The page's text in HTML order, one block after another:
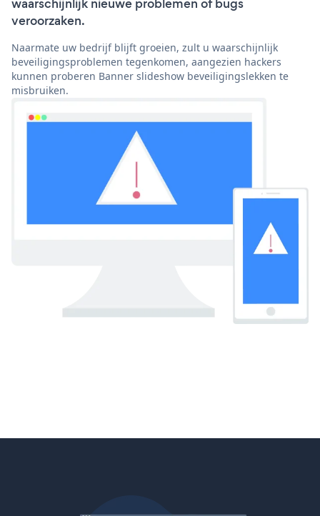
waarschijnlijk nieuwe problemen of bugs
veroorzaken.
Naarmate uw bedrijf blijft groeien, zult u waarschijnlijk
beveiligingsproblemen tegenkomen, aangezien hackers
kunnen proberen Banner slideshow beveiligingslekken te
misbruiken.